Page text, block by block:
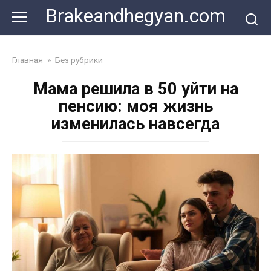
content
Brakeandhegyan.com
Главная » Без рубрики
Мама решила в 50 уйти на
пенсию: моя жизнь
изменилась навсегда